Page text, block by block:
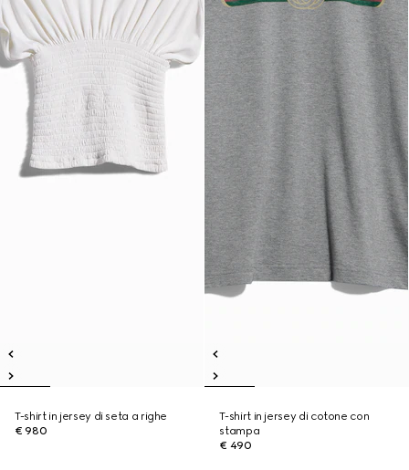
T-shirt in jersey di seta a righe
€ 980
T-shirt in jersey di cotone con
stampa
€ 490